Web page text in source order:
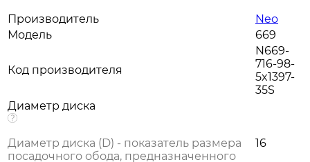
Производитель
Neo
Модель
669
Код производителя
N669-
716-98-
5x1397-
35S
Диаметр диска
Диаметр диска (D) - показатель размера
посадочного обода, предназначенного
16